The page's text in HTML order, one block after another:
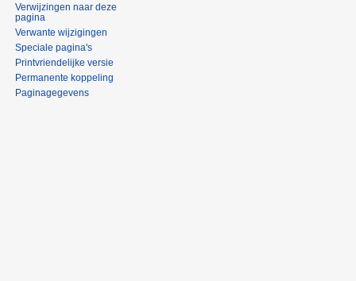
Verwijzingen naar deze
pagina
Verwante wijzigingen
Speciale pagina's
Printvriendelijke versie
Permanente koppeling
Paginagegevens